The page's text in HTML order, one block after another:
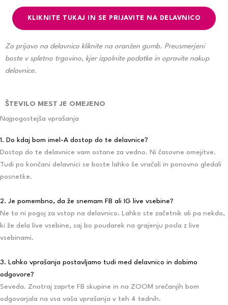
KLIKNITE TUKAJ IN SE PRIJAVITE NA DELAVNICO
Za prijavo na delavnico kliknite na oranžen gumb. Preusmerjeni
boste v spletno trgovino, kjer izpolnite podatke in opravite nakup
delavnice.
ŠTEVILO MEST JE OMEJENO
Najpogostejša vprašanja
1. Do kdaj bom imel-A dostop do te delavnice?
Dostop do te delavnice vam ostane za vedno. Ni časovne omejitve.
Tudi po končani delavnici se boste lahko še vračali in ponovno gledali
posnetke.
2. Je pomembno, da že snemam FB ali IG live vsebine?
Ne to ni pogoj za vstop na delavnico. Lahko ste začetnik ali pa nekdo,
ki že dela live vsebine, saj bo poudarek na grajenju posla z live
vsebinami.
3. Lahko vprašanja postavljamo tudi med delavnico in dobimo
odgovore?
Seveda. Znotraj zaprte FB skupine in na ZOOM srečanjih bom
odgovarjala na vsa vaša vprašanja v teh 4 tednih.